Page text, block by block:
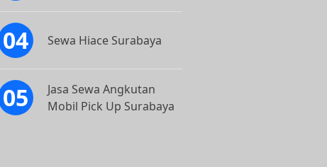
Sewa Hiace Surabaya
Jasa Sewa Angkutan
Mobil Pick Up Surabaya